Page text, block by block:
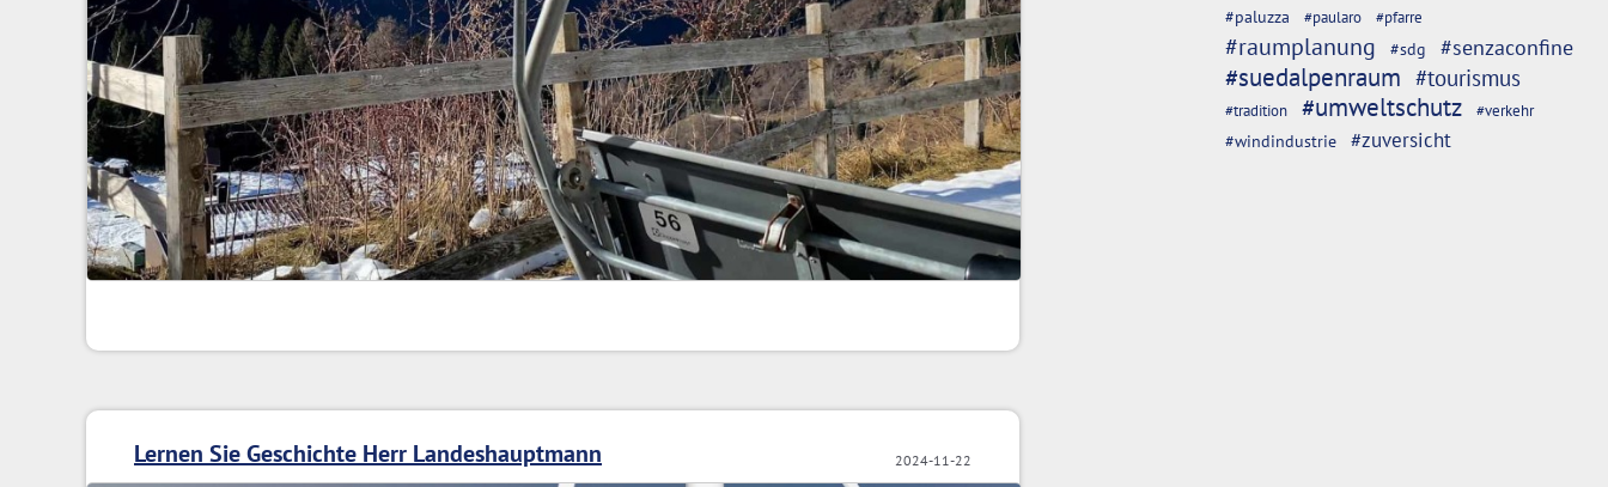
#paluzza #paularo #pfarre
#raumplanung #sdg #senzaconfine
#suedalpenraum #tourismus
#tradition #umweltschutz #verkehr
#windindustrie #zuversicht
2024-11-22
Lernen Sie Geschichte Herr Landeshauptmann